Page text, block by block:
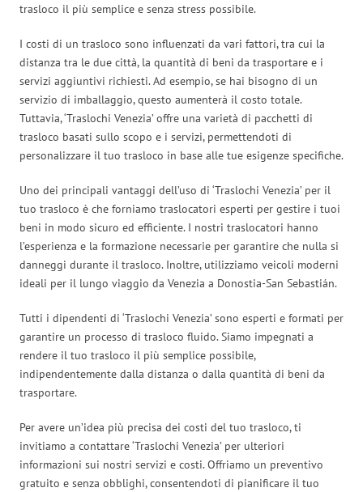
trasloco il più semplice e senza stress possibile.
I costi di un trasloco sono influenzati da vari fattori, tra cui la
distanza tra le due città, la quantità di beni da trasportare e i
servizi aggiuntivi richiesti. Ad esempio, se hai bisogno di un
servizio di imballaggio, questo aumenterà il costo totale.
Tuttavia, ‘Traslochi Venezia’ offre una varietà di pacchetti di
trasloco basati sullo scopo e i servizi, permettendoti di
personalizzare il tuo trasloco in base alle tue esigenze specifiche.
Uno dei principali vantaggi dell’uso di ‘Traslochi Venezia’ per il
tuo trasloco è che forniamo traslocatori esperti per gestire i tuoi
beni in modo sicuro ed efficiente. I nostri traslocatori hanno
l’esperienza e la formazione necessarie per garantire che nulla si
danneggi durante il trasloco. Inoltre, utilizziamo veicoli moderni
ideali per il lungo viaggio da Venezia a Donostia-San Sebastián.
Tutti i dipendenti di ‘Traslochi Venezia’ sono esperti e formati per
garantire un processo di trasloco fluido. Siamo impegnati a
rendere il tuo trasloco il più semplice possibile,
indipendentemente dalla distanza o dalla quantità di beni da
trasportare.
Per avere un’idea più precisa dei costi del tuo trasloco, ti
invitiamo a contattare ‘Traslochi Venezia’ per ulteriori
informazioni sui nostri servizi e costi. Offriamo un preventivo
gratuito e senza obblighi, consentendoti di pianificare il tuo